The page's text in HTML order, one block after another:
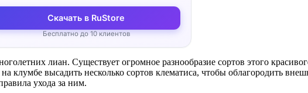
Скачать в RuStore
Бесплатно до 10 клиентов
лиан. Существует огромное разнообразие сортов этого
клумбе высадить несколько сортов клематиса, чтобы облагородить
ухода за ним.